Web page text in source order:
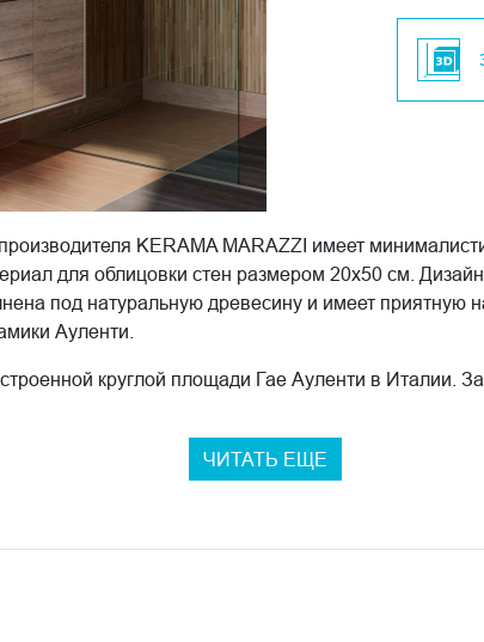
KERAMA MARAZZI имеет
для облицовки стен размером 20х50 см.
под натуральную древесину и имеет приятную
Ауленти.
круглой площади Гае Ауленти в Италии.
находящихся рядом небоскребов.
ЧИТАТЬ ЕЩЕ